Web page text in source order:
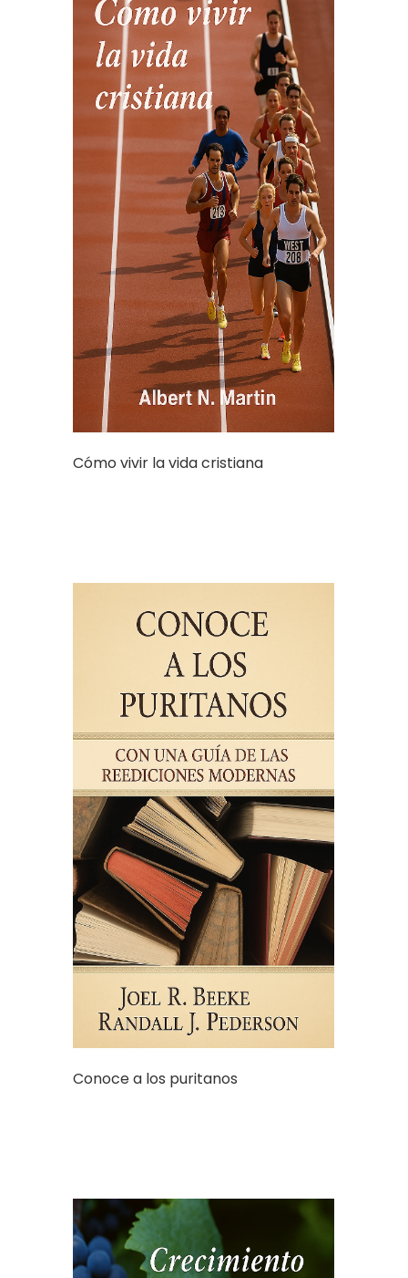
Cómo vivir la vida cristiana
Conoce a los puritanos